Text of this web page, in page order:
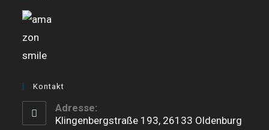
new
tab
new
Kontakt
Adresse:
Klingenbergstraße 193, 26133 Oldenburg